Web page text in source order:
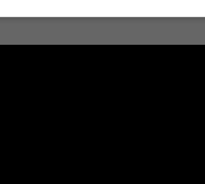
Rachel es testigo desde la ventana del tren